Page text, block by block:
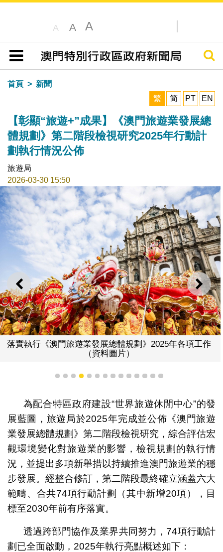
A A A
目錄
搜尋
首頁
新聞
繁
简 PT EN
【彰顯“旅遊+”成果】《澳門旅遊業發展總
體規劃》第二階段檢視研究2025年行動計
劃執行情況公佈
旅遊局
2026-03-30 15:50
上一則 下一
落實執行《澳門旅遊業發展總體規劃》2025年各項工作
（資料圖片）
1 2 3 4 5 6 7 8 9 1011121314
為配合特區政府建設“世界旅遊休閒中心”的發
展藍圖，旅遊局於2025年完成並公佈《澳門旅遊
業發展總體規劃》第二階段檢視研究，綜合評估宏
觀環境變化對旅遊業的影響，檢視規劃的執行情
況，並提出多項新舉措以持續推進澳門旅遊業的穩
步發展。經整合修訂，第二階段最終確立涵蓋六大
範疇、合共74項行動計劃（其中新增20項），目
標至2030年前有序落實。
透過跨部門協作及業界共同努力，74項行動計
劃已全面啟動，2025年執行亮點概述如下：